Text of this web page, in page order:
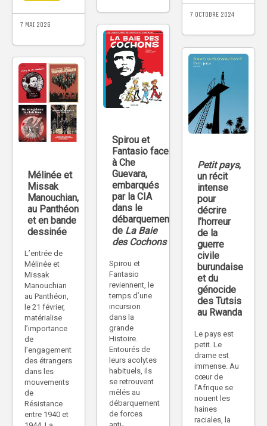
7 MAI 2026
7 OCTOBRE 2024
Spirou et
Fantasio face
à Che
Guevara,
embarqués
par la CIA
dans le
débarquement
de La Baie
des Cochons
Spirou et
Fantasio
reviennent, le
temps d’une
incursion
dans la
grande
Histoire.
Entourés de
leurs acolytes
habituels, ils
se retrouvent
mêlés au
débarquement
de forces
Petit pays,
un récit
intense
pour
décrire
l’horreur
de la
guerre
civile
burundaise
et du
génocide
des Tutsis
au Rwanda
Le pays est
petit. Le
drame est
immense. Au
cœur de
l’Afrique se
nouent les
haines
raciales, la
Mélinée et
Missak
Manouchian,
au Panthéon
et en bande
dessinée
L’entrée de
Mélinée et
Missak
Manouchian
au Panthéon,
le 21 février,
matérialise
l’importance
de
l’engagement
des étrangers
dans les
mouvements
de
Résistance
entre 1940 et